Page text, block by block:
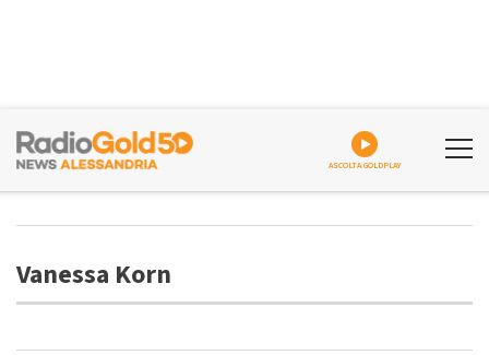
ASCOLTA GOLDPLAY
Vanessa Korn